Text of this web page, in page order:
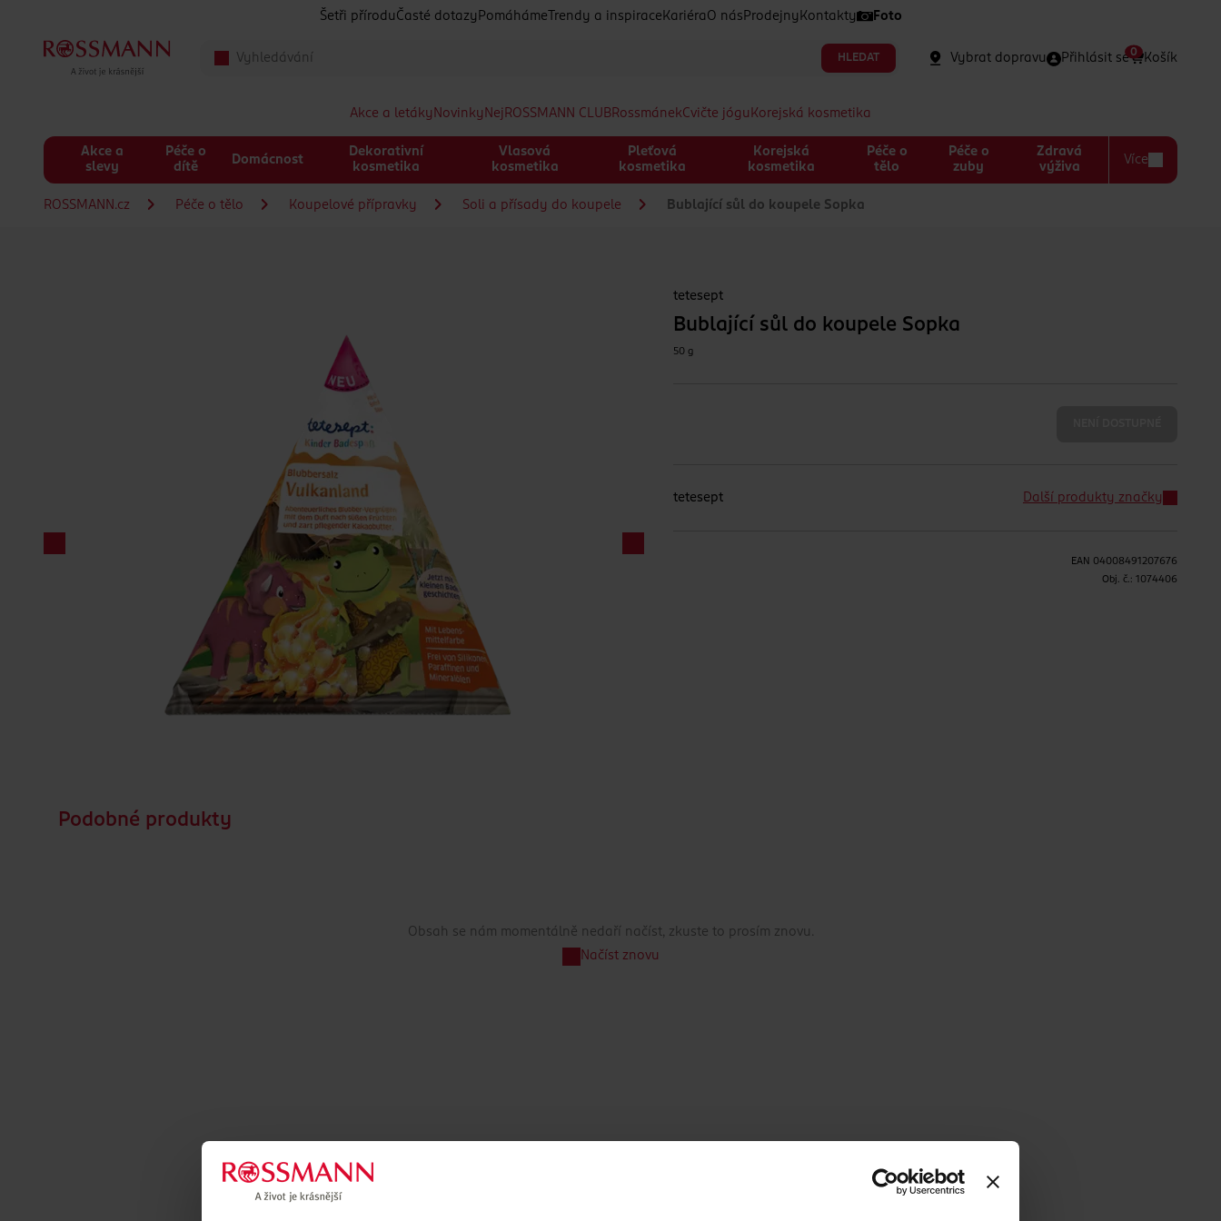
Šetři přírodu Časté dotazy Pomáháme Trendy a inspirace Kariéra O nás Prodejny Kontakty Foto
HLEDAT Vybrat dopravu Přihlásit se Košík
0
Akce a letáky Novinky Nej ROSSMANN CLUBRossmánekCvičte jógu Korejská kosmetika
Akce a
slevy
Péče o
dítě
Domácnost
Dekorativní
kosmetika
Vlasová
kosmetika
Pleťová
kosmetika
Korejská
kosmetika
Péče o
tělo
Péče o
zuby
Zdravá
výživa
Více
ROSSMANN.cz Péče o tělo Koupelové přípravky Soli a přísady do koupele Bublající sůl do koupele Sopka
tetesept
Bublající sůl do koupele Sopka
50 g
tetesept Další produkty značky
EAN 04008491207676
Obj. č.: 1074406
Podobné produkty
Obsah se nám momentálně nedaří načíst, zkuste to prosím znovu.
Načíst znovu